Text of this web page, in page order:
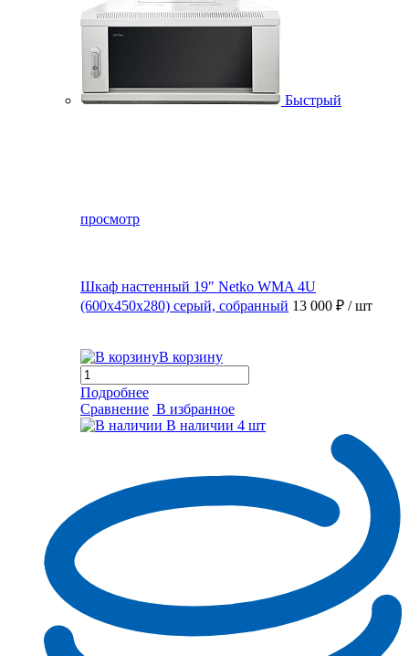
Быстрый
просмотр
Шкаф настенный 19″ Netko WMA 4U
(600x450x280) серый, собранный 13 000 ₽ / шт
В корзину
Подробнее
Сравнение В избранное
В наличии 4 шт